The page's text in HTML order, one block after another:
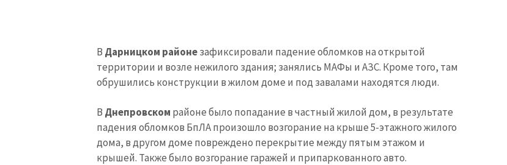
В Дарницком районезафиксировали падение обломков на открытой
территории и возле нежилого здания; занялись МАФы и АЗС. Кроме того, там
обрушились конструкции в жилом доме и под завалами находятся люди.
В Днепровском районе было попадание в частный жилой дом, в результате
падения обломков БпЛА произошло возгорание на крыше 5-этажного жилого
дома, в другом доме повреждено перекрытие между пятым этажом и
крышей. Также было возгорание гаражей и припаркованного авто.